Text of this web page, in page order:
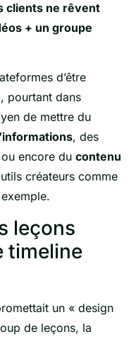
clients ne rêvent
+ un groupe
d’être
pourtant dans
de mettre du
, des
ou encore du contenu
créateurs comme
leçons
timeline
un « design
de leçons, la